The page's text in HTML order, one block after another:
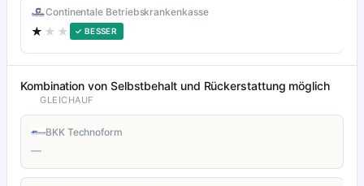
Continentale Betriebskrankenkasse
★ ★★ ✓ BESSER
Kombination von Selbstbehalt und Rückerstattung möglich
GLEICHAUF
BKK Technoform
—